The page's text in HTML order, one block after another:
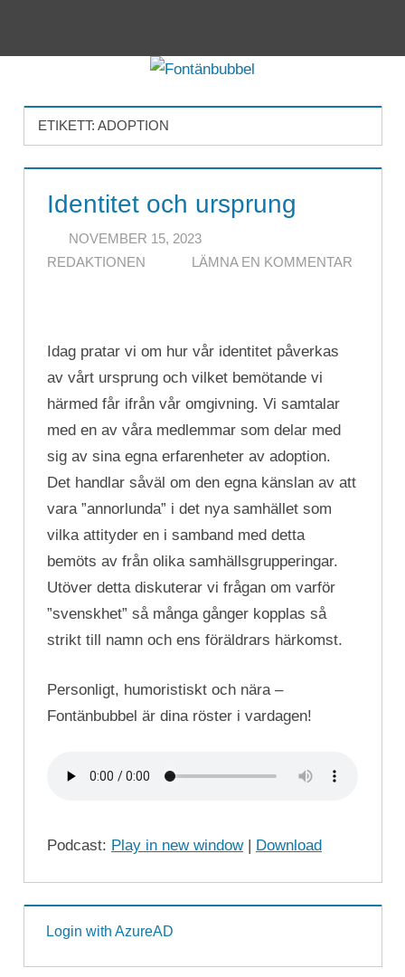
ETIKETT: ADOPTION
Identitet och ursprung
NOVEMBER 15, 2023
REDAKTIONEN
LÄMNA EN KOMMENTAR
Idag pratar vi om hur vår identitet påverkas
av vårt ursprung och vilket bemötande vi
härmed får ifrån vår omgivning. Vi samtalar
med en av våra medlemmar som delar med
sig av sina egna erfarenheter av adoption.
Det handlar såväl om den egna känslan av att
vara ”annorlunda” i det nya samhället som
vilka attityder en i samband med detta
bemöts av från olika samhällsgrupperingar.
Utöver detta diskuterar vi frågan om varför
”svenskhet” så många gånger kopplas så
strikt till namn och ens föräldrars härkomst.
Personligt, humoristiskt och nära –
Fontänbubbel är dina röster i vardagen!
Podcast: Play in new window| Download
Login with AzureAD